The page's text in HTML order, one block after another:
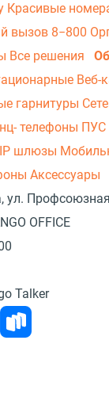
Красивые
вызов 8−800
Все решения
Веб-
гарнитуры
телефоны ПУС
шлюзы
Аксессуары
ул.
OFFICE
Talker